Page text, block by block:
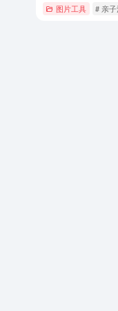
图片工具 # 亲